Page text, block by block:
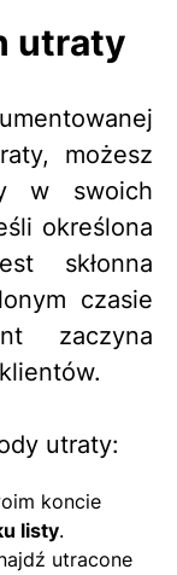
utraty
możesz
w swoich
określona
skłonna
czasie
zaczyna
utraty:
koncie
listy.
utracone